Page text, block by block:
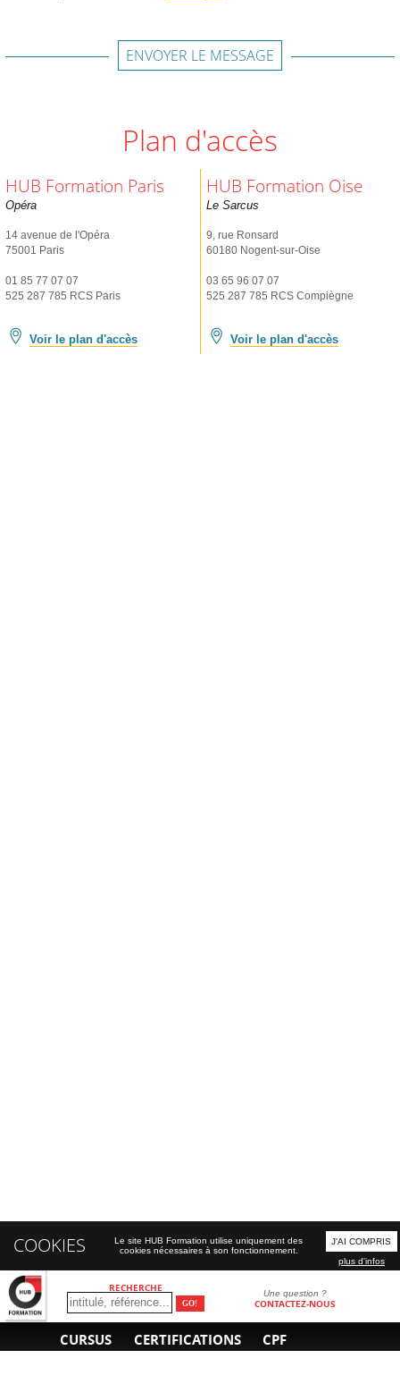
RECHERCHE Une question ?
CONTACTEZ-NOUS
CURSUS CERTIFICATIONS CPF
ENVOYER LE MESSAGE
Plan d'accès
HUB Formation Paris
Opéra
14 avenue de l'Opéra
75001 Paris
01 85 77 07 07
525 287 785 RCS Paris
Voir le plan d'accès
HUB Formation Oise
Le Sarcus
9, rue Ronsard
60180 Nogent-sur-Oise
03 65 96 07 07
525 287 785 RCS Compiègne
Voir le plan d'accès
COOKIES
Le site HUB Formation utilise uniquement des
cookies nécessaires à son fonctionnement.
J'AI COMPRIS
plus d'infos